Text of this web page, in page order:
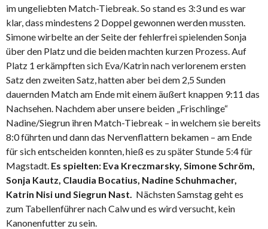
im ungeliebten Match-Tiebreak. So stand es 3:3 und es war
klar, dass mindestens 2 Doppel gewonnen werden mussten.
Simone wirbelte an der Seite der fehlerfrei spielenden Sonja
über den Platz und die beiden machten kurzen Prozess. Auf
Platz 1 erkämpften sich Eva/Katrin nach verlorenem ersten
Satz den zweiten Satz, hatten aber bei dem 2,5 Sunden
dauernden Match am Ende mit einem äußert knappen 9:11 das
Nachsehen. Nachdem aber unsere beiden „Frischlinge“
Nadine/Siegrun ihren Match-Tiebreak – in welchem sie bereits
8:0 führten und dann das Nervenflattern bekamen – am Ende
für sich entscheiden konnten, hieß es zu später Stunde 5:4 für
Magstadt. Es spielten: Eva Kreczmarsky, Simone Schröm,
Sonja Kautz, Claudia Bocatius, Nadine Schuhmacher,
Katrin Nisi und Siegrun Nast.
Nächsten Samstag geht es
zum Tabellenführer nach Calw und es wird versucht, kein
Kanonenfutter zu sein.